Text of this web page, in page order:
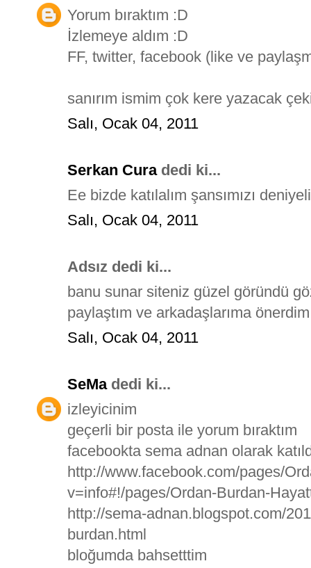
Yorum bıraktım :D
İzlemeye aldım :D
FF, twitter, facebook (like ve
sanırım ismim çok kere yazacak
Salı, Ocak 04, 2011
Serkan Curadedi ki...
Ee bizde katılalım şansımızı
Salı, Ocak 04, 2011
Adsız dedi ki...
banu sunar siteniz güzel göründü
paylaştım ve arkadaşlarıma
Salı, Ocak 04, 2011
SeMadedi ki...
izleyicinim
geçerli bir posta ile yorum bıraktım
facebookta sema adnan olarak
http://www.facebook.com/pages/
v=info#!/pages/Ordan-Burdan-
http://sema-adnan.blogspot.com/
burdan.html
bloğumda bahsetttim